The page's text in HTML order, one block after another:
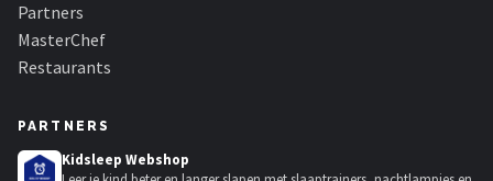
Partners
MasterChef
Restaurants
PARTNERS
Kidsleep Webshop